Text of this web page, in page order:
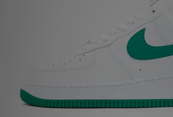
OFFERS